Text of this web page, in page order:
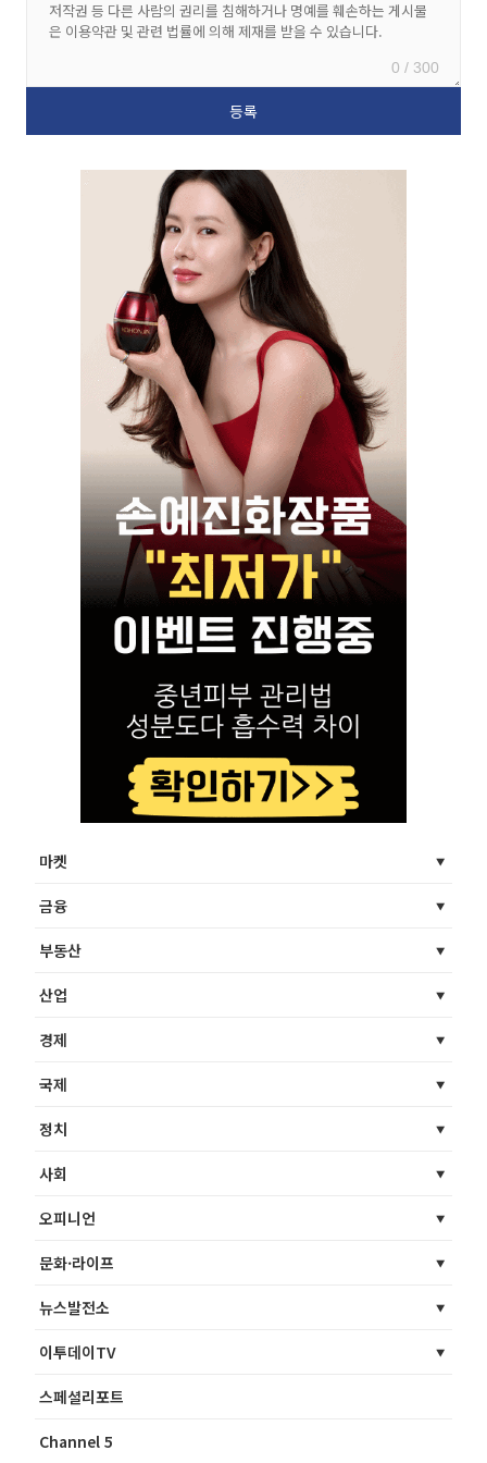
0 / 300
마켓
금융
부동산
산업
경제
국제
정치
사회
오피니언
문화·라이프
뉴스발전소
이투데이TV
스페셜리포트
Channel 5